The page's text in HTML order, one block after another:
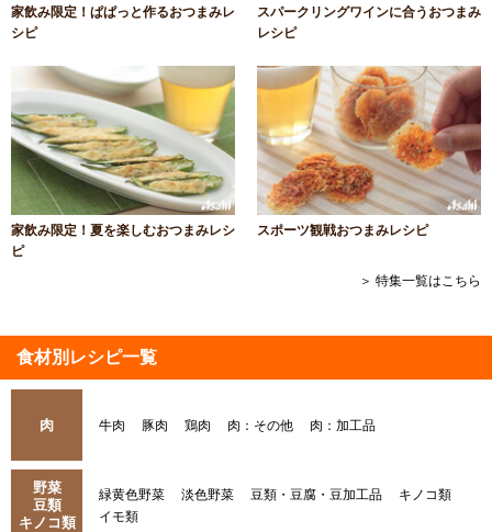
家飲み限定！ぱぱっと作るおつまみレ
シピ
スパークリングワインに合うおつまみ
レシピ
家飲み限定！夏を楽しむおつまみレシ
ピ
スポーツ観戦おつまみレシピ
＞ 特集一覧はこちら
食材別レシピ一覧
肉 牛肉 豚肉 鶏肉 肉：その他 肉：加工品
野菜
豆類
キノコ類
緑黄色野菜 淡色野菜 豆類・豆腐・豆加工品
キノコ類
イモ類